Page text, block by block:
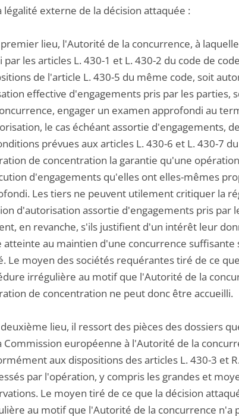
légalité externe de la décision attaquée :
premier lieu, l'Autorité de la concurrence, à
par les articles L. 430-1 et L. 430-2 du code de
de l'article L. 430-5 du même code, soit
effective d'engagements pris par les
engager un examen approfondi au
le cas échéant assortie d'engagements,
prévues aux articles L. 430-6 et L. 430-7
de concentration la garantie qu'une
d'engagements qu'elles ont elles-mêmes
Les tiers ne peuvent utilement critiquer la
d'autorisation assortie d'engagements pris par
en revanche, s'ils justifient d'un intérêt leur
atteinte au maintien d'une concurrence
Le moyen des sociétés requérantes tiré de ce
irrégulière au motif que l'Autorité de la
de concentration ne peut donc être accueilli.
deuxième lieu, il ressort des pièces des dossiers
Commission européenne à l'Autorité de la
aux dispositions des articles L. 430-3 et
par l'opération, y compris les grandes et
Le moyen tiré de ce que la décision
au motif que l'Autorité de la concurrence n'a